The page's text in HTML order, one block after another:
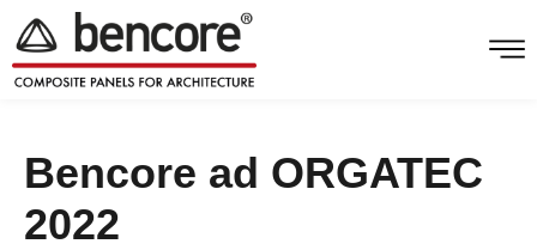
Bencore ad ORGATEC
2022